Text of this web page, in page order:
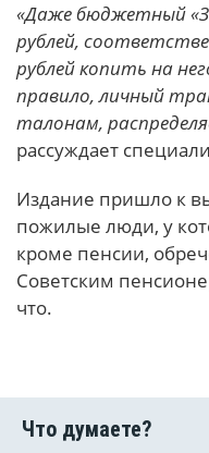
«Даже бюджетный
рублей,
рублей копить на
правило, личный
талонам,
рассуждает
Издание пришло к
пожилые люди, у
кроме пенсии,
Советским
что.